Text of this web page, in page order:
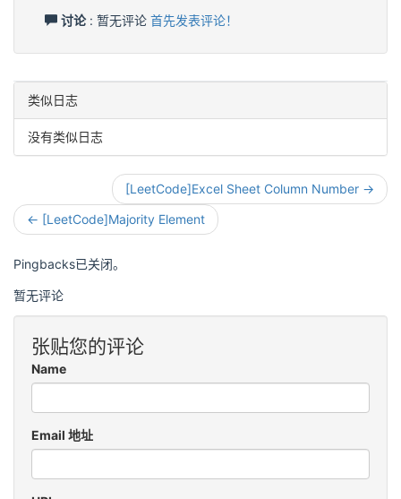
讨论: 暂无评论 首先发表评论！
类似日志
没有类似日志
[LeetCode]Excel Sheet Column Number →
← [LeetCode]Majority Element
Pingbacks已关闭。
暂无评论
张贴您的评论
Name
Email 地址